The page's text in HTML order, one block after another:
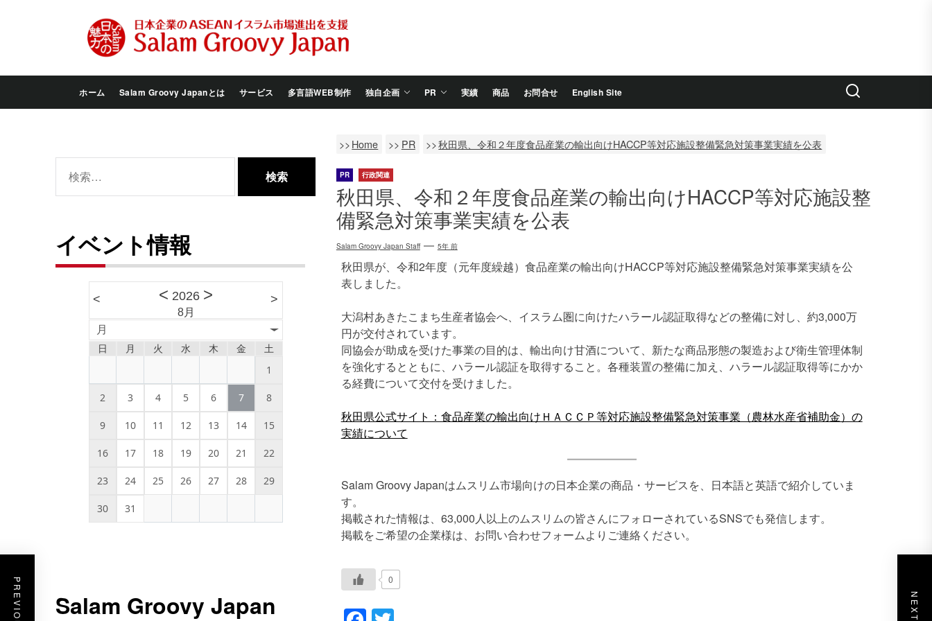
Groovy
Japan
ホーム Salam Groovy Japanとは サービス 多言語WEB制作 独自企画 PR 実績 商品 お問合せ English Site
Home PR 秋田県、令和２年度食品産業の輸出向けHACCP等対応施設整備緊急対策事業実績を公表
PR 行政関連
秋田県、令和２年度食品産業の輸出向けHACCP等対応施設整
備緊急対策事業実績を公表
Salam Groovy Japan Staff 5年 前
秋田県が、令和2年度（元年度繰越）食品産業の輸出向けHACCP等対応施設整備緊急対策事業実績を公
表しました。
大潟村あきたこまち生産者協会へ、イスラム圏に向けたハラール認証取得などの整備に対し、約3,000万
円が交付されています。
同協会が助成を受けた事業の目的は、輸出向け甘酒について、新たな商品形態の製造および衛生管理体制
を強化するとともに、ハラール認証を取得すること。各種装置の整備に加え、ハラール認証取得等にかか
る経費について交付を受けました。
秋田県公式サイト：食品産業の輸出向けＨＡＣＣＰ等対応施設整備緊急対策事業（農林水産省補助金）の
実績について
Salam Groovy Japanはムスリム市場向けの日本企業の商品・サービスを、日本語と英語で紹介していま
す。
掲載された情報は、63,000人以上のムスリムの皆さんにフォローされているSNSでも発信します。
掲載をご希望の企業様は、お問い合わせフォームよりご連絡ください。
0
索:
イベント情報
< < 2026 >
8月
>
月
日 月 火 水 木 金 土
1
2 3 4 5 6 7 8
9 10 11 12 13 14 15
16 17 18 19 20 21 22
23 24 25 26 27 28 29
30 31
Salam Groovy Japan